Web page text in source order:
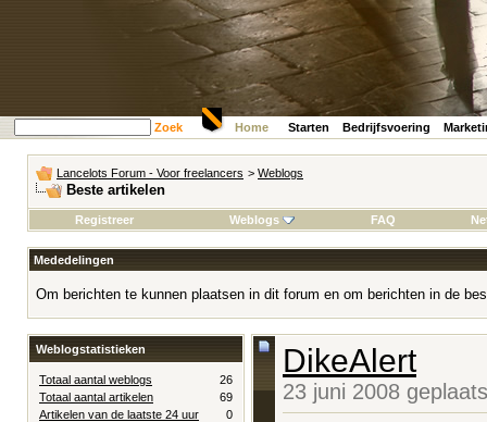
Zoek Home Starten Bedrijfsvoering
Lancelots Forum - Voor freelancers > Weblogs
Beste artikelen
Registreer Weblogs FAQ
Mededelingen
Om berichten te kunnen plaatsen in dit forum en om berichten in de
DikeAlert
23 juni 2008
Weblogstatistieken
Totaal aantal weblogs
26
Totaal aantal artikelen
69
Artikelen van de laatste 24 uur
0